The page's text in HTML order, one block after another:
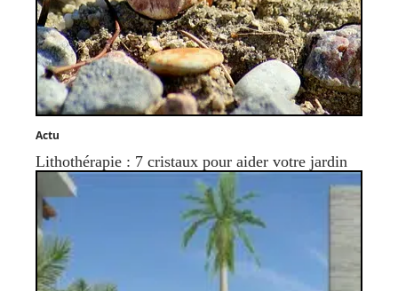
Actu
Lithothérapie : 7 cristaux pour aider votre jardin